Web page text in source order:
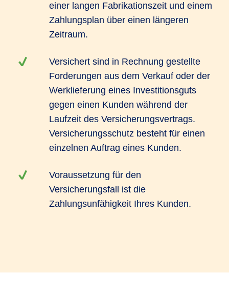
einer langen Fabrikationszeit und einem
Zahlungsplan über einen längeren
Zeitraum.
Versichert sind in Rechnung gestellte
Forderungen aus dem Verkauf oder der
Werklieferung eines Investitionsguts
gegen einen Kunden während der
Laufzeit des Versicherungsvertrags.
Versicherungsschutz besteht für einen
einzelnen Auftrag eines Kunden.
Voraussetzung für den
Versicherungsfall ist die
Zahlungsunfähigkeit Ihres Kunden.